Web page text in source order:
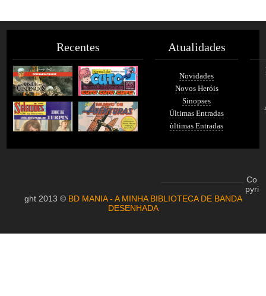
Recentes Atualidades
Novidades
Novos Heróis
Sinopses
Últimas Entradas
ùltimas Entradas
Co
pyri
ght 2013 © BD MANIA - A MINHA BIBLIOTECA DE BANDA
DESENHADA